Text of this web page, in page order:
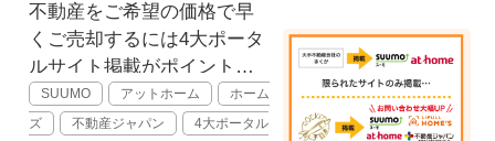
不動産をご希望の価格で早
くご売却するには4大ポータ
ルサイト掲載がポイントで
す。
SUUMO アットホーム
ホーム
ズ
不動産ジャパン
4大ポータル